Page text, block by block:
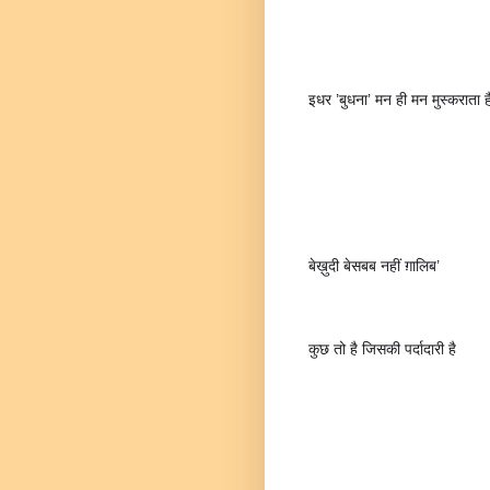
इधर ’बुधना’ मन ही मन मुस्कराता
बेख़ुदी बेसबब नहीं ग़ालिब’
कुछ तो है जिसकी पर्दादारी है